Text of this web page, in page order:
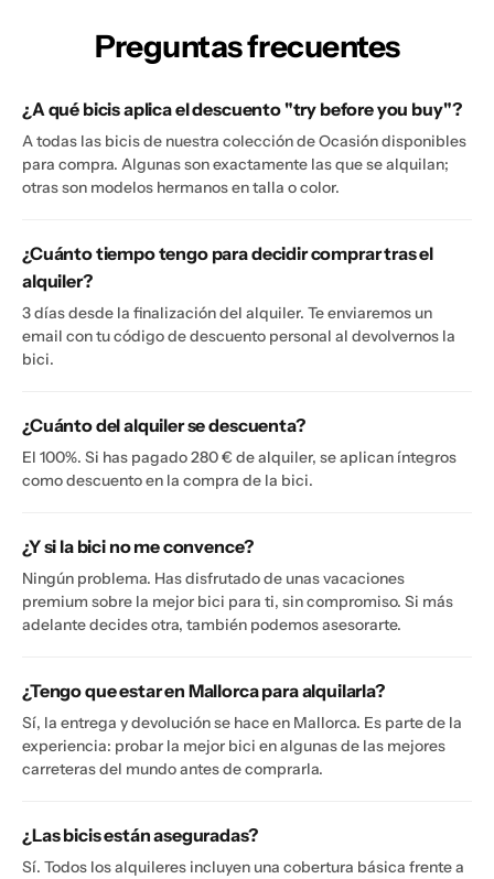
Preguntas frecuentes
¿A qué bicis aplica el descuento "try before you buy"?
A todas las bicis de nuestra colección de Ocasión disponibles
para compra. Algunas son exactamente las que se alquilan;
otras son modelos hermanos en talla o color.
¿Cuánto tiempo tengo para decidir comprar tras el
alquiler?
3 días desde la finalización del alquiler. Te enviaremos un
email con tu código de descuento personal al devolvernos la
bici.
¿Cuánto del alquiler se descuenta?
El 100%. Si has pagado 280 € de alquiler, se aplican íntegros
como descuento en la compra de la bici.
¿Y si la bici no me convence?
Ningún problema. Has disfrutado de unas vacaciones
premium sobre la mejor bici para ti, sin compromiso. Si más
adelante decides otra, también podemos asesorarte.
¿Tengo que estar en Mallorca para alquilarla?
Sí, la entrega y devolución se hace en Mallorca. Es parte de la
experiencia: probar la mejor bici en algunas de las mejores
carreteras del mundo antes de comprarla.
¿Las bicis están aseguradas?
Sí. Todos los alquileres incluyen una cobertura básica frente a